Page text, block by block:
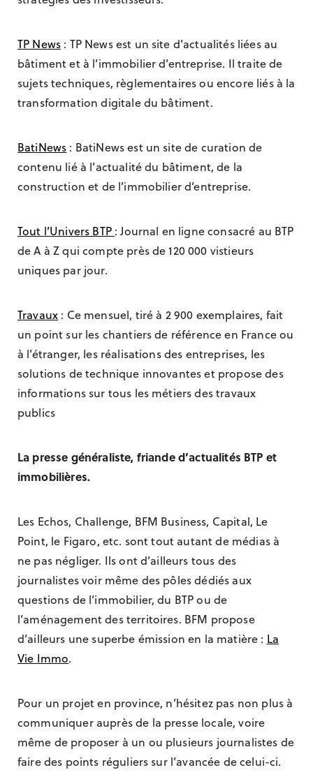
TP News : TP News est un site d’actualités liées au
bâtiment et à l’immobilier d’entreprise. Il traite de
sujets techniques, règlementaires ou encore liés à la
transformation digitale du bâtiment.
BatiNews : BatiNews est un site de curation de
contenu lié à l’actualité du bâtiment, de la
construction et de l’immobilier d’entreprise.
Tout l’Univers BTP : Journal en ligne consacré au BTP
de A à Z qui compte près de 120 000 vistieurs
uniques par jour.
Travaux : Ce mensuel, tiré à 2 900 exemplaires, fait
un point sur les chantiers de référence en France ou
à l’étranger, les réalisations des entreprises, les
solutions de technique innovantes et propose des
informations sur tous les métiers des travaux
publics
La presse généraliste, friande d’actualités BTP et
immobilières.
Les Echos, Challenge, BFM Business, Capital, Le
Point, le Figaro, etc. sont tout autant de médias à
ne pas négliger. Ils ont d’ailleurs tous des
journalistes voir même des pôles dédiés aux
questions de l’immobilier, du BTP ou de
l’aménagement des territoires. BFM propose
d’ailleurs une superbe émission en la matière : La
Vie Immo.
Pour un projet en province, n’hésitez pas non plus à
communiquer auprès de la presse locale, voire
même de proposer à un ou plusieurs journalistes de
faire des points réguliers sur l’avancée de celui-ci.